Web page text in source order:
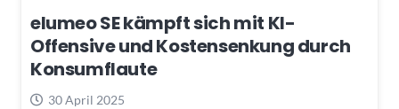
elumeo SE kämpft sich mit KI-
Offensive und Kostensenkung durch
Konsumflaute
30 April 2025